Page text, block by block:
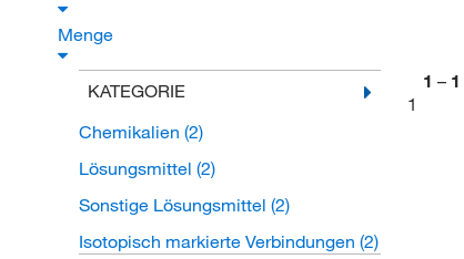
Menge
KATEGORIE
Chemikalien (2)
Lösungsmittel (2)
Sonstige Lösungsmittel (2)
Isotopisch markierte Verbindungen (2)
1 – 1
1